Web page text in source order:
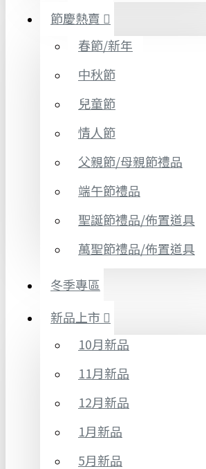
節慶熱賣
春節/新年
中秋節
兒童節
情人節
父親節/母親節禮品
端午節禮品
聖誕節禮品/佈置道具
萬聖節禮品/佈置道具
冬季專區
新品上市
10月新品
11月新品
12月新品
1月新品
5月新品